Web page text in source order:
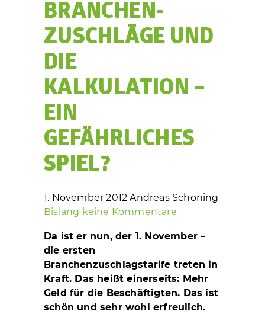
BRANCHEN­
ZUSCHLÄGE UND
DIE
KALKULATION –
EIN
GEFÄHRLICHES
SPIEL?
1. November 2012 Andreas Schöning
Bislang keine Kommentare
Da ist er nun, der 1. November –
die ersten
Branchenzuschlagstarife treten in
Kraft. Das heißt einerseits: Mehr
Geld für die Beschäftigten. Das ist
schön und sehr wohl erfreulich.